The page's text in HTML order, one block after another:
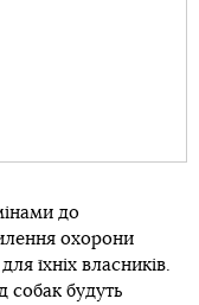
до
охорони
їхніх власників.
собак будуть